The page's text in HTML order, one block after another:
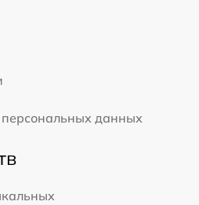
персональных данных